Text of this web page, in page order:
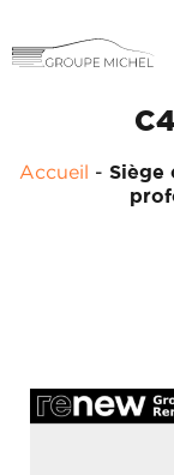
DACIA
LIGIER
DU
GROUPE
Accueil - Siège